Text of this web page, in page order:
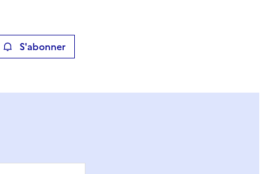
S'abonner